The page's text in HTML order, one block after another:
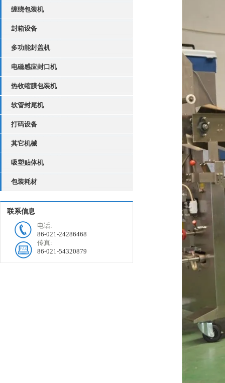
缠绕包装机
封箱设备
多功能封盖机
电磁感应封口机
热收缩膜包装机
软管封尾机
打码设备
其它机械
吸塑贴体机
包装耗材
联系信息
电话:
86-021-24286468
传真:
86-021-54320879